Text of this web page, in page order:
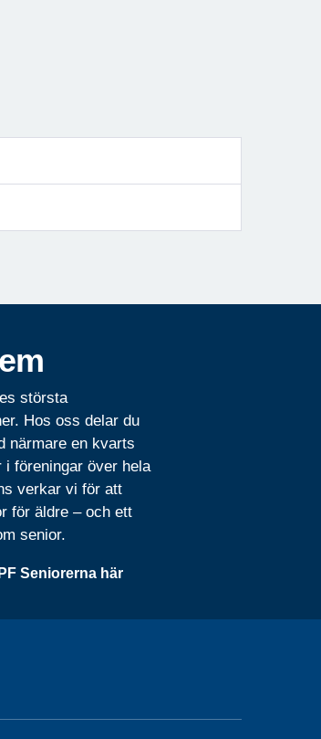
största
Hos oss delar du
närmare en kvarts
i föreningar över hela
verkar vi för att
för äldre – och ett
senior.
Seniorerna här